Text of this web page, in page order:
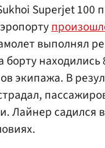
Superjet 100
выполнял
борту
экипажа. В
Лайнер садился